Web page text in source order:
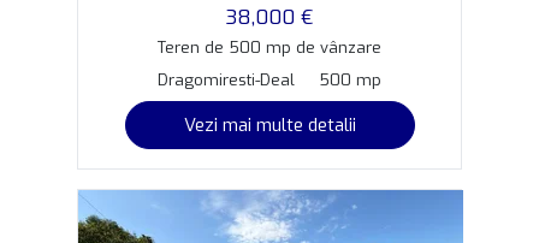
38,000 €
Teren de 500 mp de vânzare
Dragomiresti-Deal
500 mp
Vezi mai multe detalii